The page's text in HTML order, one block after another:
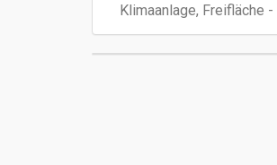
Klimaanlage, Freifläche